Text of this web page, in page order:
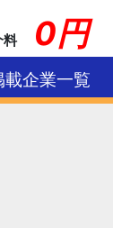
料 0円
載企業一覧